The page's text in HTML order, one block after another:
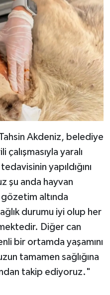
Akdeniz, belediye
yaralı
yapıldığını
şu anda hayvan
gözetim altında
durumu iyi olup her
Diğer can
bir ortamda yaşamını
tamamen sağlığına
takip ediyoruz."